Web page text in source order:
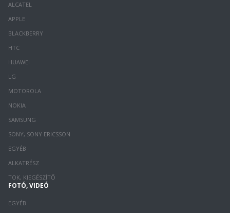
ALCATEL
APPLE
BLACKBERRY
HTC
HUAWEI
LG
MOTOROLA
NOKIA
SAMSUNG
SONY, SONY ERICSSON
EGYÉB
ALKATRÉSZ
TOK, KIEGÉSZÍTŐ
FOTÓ, VIDEÓ
EGYÉB